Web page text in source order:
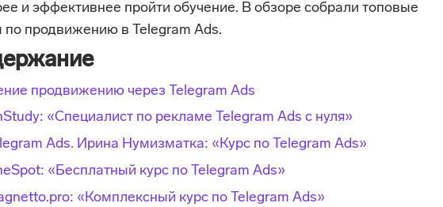
и эффективнее пройти обучение. В обзоре собрали топовые
по продвижению в Telegram Ads.
продвижению через Telegram Ads
«Специалист по рекламе Telegram Ads с нуля»
Ads. Ирина Нумизматка: «Курс по Telegram Ads»
«Бесплатный курс по Telegram Ads»
«Комплексный курс по Telegram Ads»